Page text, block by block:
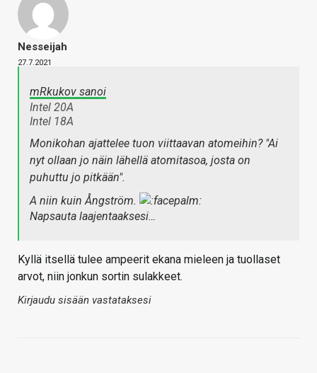
Nesseijah
27.7.2021
mRkukov sanoi
Intel 20A
Intel 18A
Monikohan ajattelee tuon viittaavan atomeihin? "Ai
nyt ollaan jo näin lähellä atomitasoa, josta on
puhuttu jo pitkään".
A niin kuin Ångström.
Napsauta laajentaaksesi…
Kyllä itsellä tulee ampeerit ekana mieleen ja tuollaset
arvot, niin jonkun sortin sulakkeet.
Kirjaudu sisään vastataksesi